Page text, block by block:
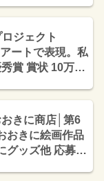
ジェクト
ートで表現。私
賞 賞状 10万円
おきに商店│第6
おきに絵画作品
グッズ他 応募者